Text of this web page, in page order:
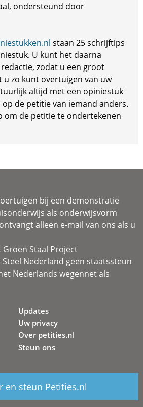
ondersteund door
staan 25 schrijftips
U kunt het daarna
zodat u een groot
u zo kunt overtuigen van uw
altijd met een opiniestuk
de petitie van iemand anders.
om de petitie te ondertekenen
bij een demonstratie
als onderwijsvorm
alleen e-mail van ons als u
Groen Staal Project
Steel Nederland geen staatssteun
Nederlands wegennet als
Updates
Uw privacy
Over petities.nl
Steun ons
en steun Petities.nl